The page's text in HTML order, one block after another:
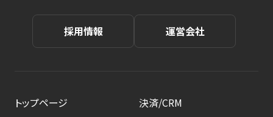
採用情報 運営会社
トップページ
決済/CRM